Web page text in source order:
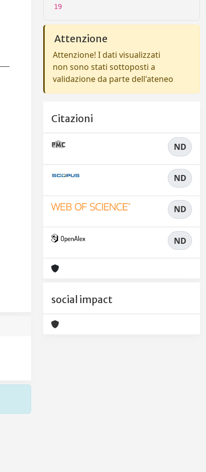
19
Attenzione
Attenzione! I dati visualizzati
non sono stati sottoposti a
validazione da parte dell'ateneo
Citazioni
ND
ND
ND
ND
social impact